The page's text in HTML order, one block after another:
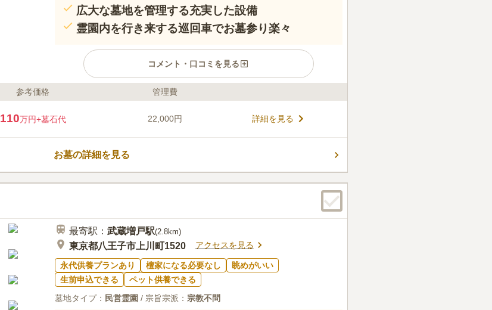
広大な墓地を管理する充実した設備
霊園内を行き来する巡回車でお墓参り楽々
コメント・口コミを見る
ライフドット編集部のコメント
す。西東京バス「霊園正門」バス停からスグ。八王子城跡や皇
室のお墓である武蔵陵墓地の近く、都心からのアクセスも便利
なロケーションにあります。 八王子の丘陵に広がる広大な敷地
内は、自然豊かで格式ある風格が感じられます。また、「安全
で人に優しい」環境づくりに力を入れており、広大な敷地内を
車で移動することが可能です。 区画は、一般墓所の他、京都の
庭園を想起させる「もみじ苑」や高級ガーデニング庭園のよう
な「欧風墓域」、2020年10月に誕生した「グリーンガーデン」
などバリエーション豊かです。格式ある大型霊園であるため、
近隣住民だけでなく遠方からもお墓を求める方が多くいます。
霊園近くにホームセンターがあるし、花屋が何軒かあるので、
お花、線香を買うのに便利です。食事処は近くではありませんが、市内
に有名な「とうふやうかい」という豆腐料理の名店があるので、そこま
で車で行くことがあります。
口コミの続きを読む
参考価格 管理費
110万円+墓石代 22,000円 詳細を見る
お墓の詳細を見る
最寄駅： 武蔵増戸駅(2.8km)
東京都八王子市上川町1520 アクセスを見る
永代供養プランあり 檀家になる必要なし
眺めがいい
生前申込できる
ペット供養できる
墓地タイプ： 民営霊園 / 宗旨宗派： 宗教不問